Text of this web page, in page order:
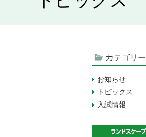
カテゴリー
お知らせ
トピックス
入試情報